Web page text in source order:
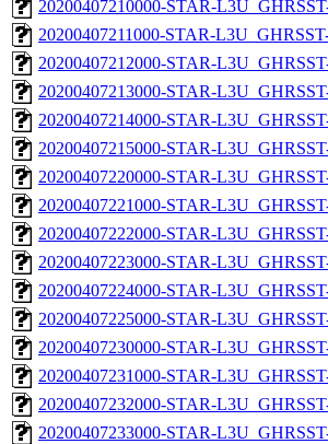
20200407210000-STAR-
20200407211000-STAR-
20200407212000-STAR-
20200407213000-STAR-
20200407214000-STAR-
20200407215000-STAR-
20200407220000-STAR-
20200407221000-STAR-
20200407222000-STAR-
20200407223000-STAR-
20200407224000-STAR-
20200407225000-STAR-
20200407230000-STAR-
20200407231000-STAR-
20200407232000-STAR-
20200407233000-STAR-